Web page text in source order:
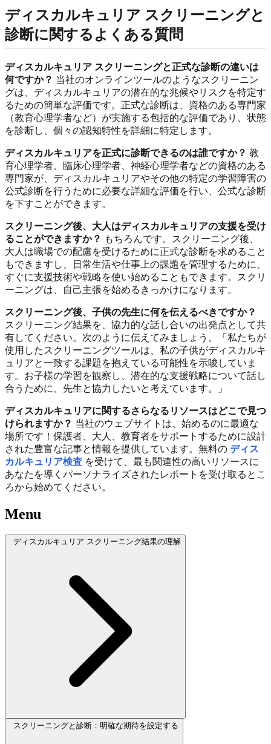
ディスカルキュリア スクリーニングと
診断に関するよくある質問
ディスカルキュリア スクリーニングと正式な診断の違いは
何ですか？ 当社のオンラインツールのようなスクリーニン
グは、ディスカルキュリアの潜在的な兆候やリスクを特定す
るための簡単な評価です。正式な診断は、資格のある専門家
（教育心理学者など）が実施する包括的な評価であり、状態
を診断し、個々の認知特性を詳細に特定します。
ディスカルキュリアを正式に診断できるのは誰ですか？ 教
育心理学者、臨床心理学者、神経心理学者などの資格のある
専門家が、ディスカルキュリアやその他の特定の学習障害の
公式診断を行うために必要な詳細な評価を行い、公式な診断
を下すことができます。
スクリーニング後、大人はディスカルキュリアの支援を受け
ることができますか？ もちろんです。スクリーニング後、
大人は職場での配慮を受けるために正式な診断を求めること
もできますし、日常生活や仕事上の課題を管理するために、
すぐに支援技術や戦略を使い始めることもできます。スクリ
ーニングは、自己主張を始めるきっかけになります。
スクリーニング後、子供の先生に何を伝えるべきですか？
スクリーニング結果を、協力的な話し合いの出発点として共
有してください。次のように伝えてみましょう。「私たちが
使用したスクリーニングツールは、私の子供がディスカルキ
ュリアと一致する課題を抱えている可能性を示唆していま
す。お子様の学習を観察し、潜在的な支援戦略について話し
合うために、先生と協力したいと考えています。」
ディスカルキュリアに関するさらなるリソースはどこで見つ
けられますか？ 当社のウェブサイトは、始めるのに最適な
場所です！保護者、大人、教育者をサポートするために設計
された豊富な記事と情報を提供しています。無料の ディス
カルキュリア検査 を受けて、最も関連性の高いリソースに
あなたを導くパーソナライズされたレポートを受け取るとこ
ろから始めてください。
Menu
ディスカルキュリア スクリーニング結果の理解
スクリーニングと診断：明確な期待を設定する